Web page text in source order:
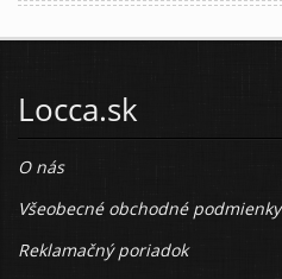
Locca.sk
O nás
Všeobecné obchodné podmienky
Reklamačný poriadok